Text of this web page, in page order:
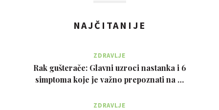
NAJČITANIJE
ZDRAVLJE
Rak gušterače: Glavni uzroci nastanka i 6
simptoma koje je važno prepoznati na …
ZDRAVLJE